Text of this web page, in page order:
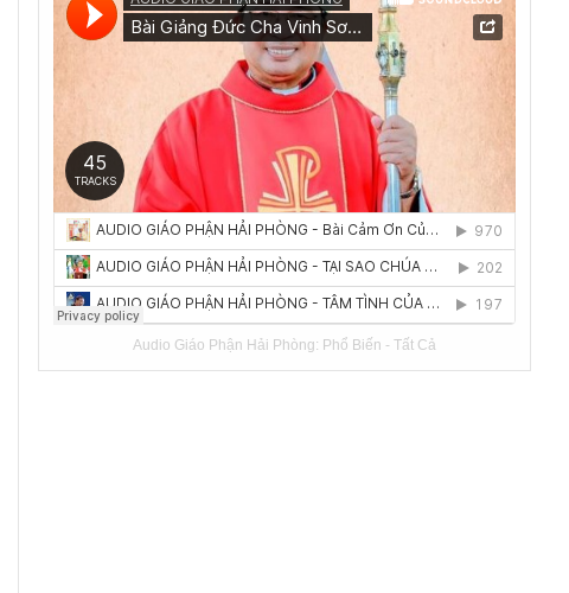
Audio Giáo Phận Hải Phòng: Phổ Biến - Tất Cả